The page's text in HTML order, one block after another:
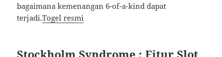
bagaimana kemenangan 6-of-a-kind dapat
terjadi.Togel resmi
Stockholm Syndrome : Fitur Slot